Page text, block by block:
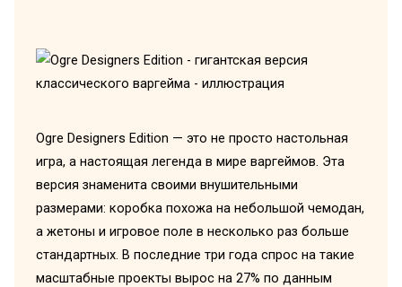
Ogre Designers Edition — это не просто настольная
игра, а настоящая легенда в мире варгеймов. Эта
версия знаменита своими внушительными
размерами: коробка похожа на небольшой чемодан,
а жетоны и игровое поле в несколько раз больше
стандартных. В последние три года спрос на такие
масштабные проекты вырос на 27% по данным